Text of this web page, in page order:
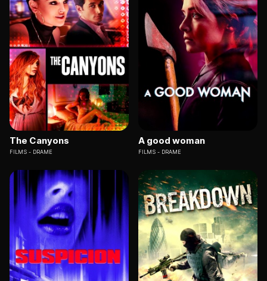
The Canyons
FILMS DRAME
A good woman
FILMS DRAME